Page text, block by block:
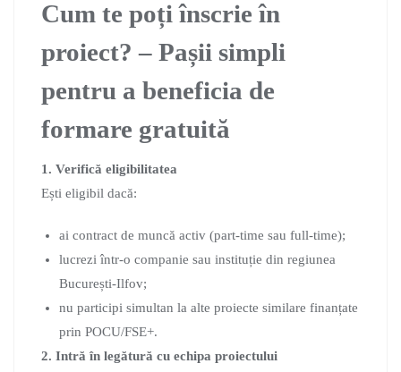
Cum te poți înscrie în
proiect? – Pașii simpli
pentru a beneficia de
formare gratuită
1. Verifică eligibilitatea
Ești eligibil dacă:
ai contract de muncă activ (part-time sau full-time);
lucrezi într-o companie sau instituție din regiunea
București-Ilfov;
nu participi simultan la alte proiecte similare finanțate
prin POCU/FSE+.
2. Intră în legătură cu echipa proiectului